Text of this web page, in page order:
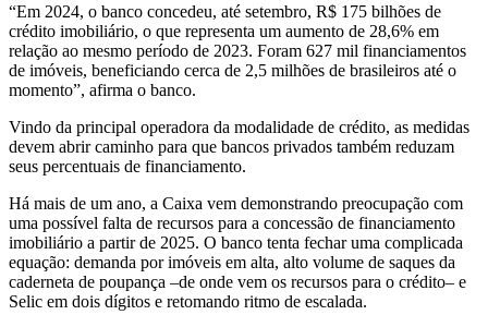
“Em 2024, o banco concedeu, até setembro, R$ 175 bilhões de
crédito imobiliário, o que representa um aumento de 28,6% em
relação ao mesmo período de 2023. Foram 627 mil financiamentos
de imóveis, beneficiando cerca de 2,5 milhões de brasileiros até o
momento”, afirma o banco.
Vindo da principal operadora da modalidade de crédito, as medidas
devem abrir caminho para que bancos privados também reduzam
seus percentuais de financiamento.
Há mais de um ano, a Caixa vem demonstrando preocupação com
uma possível falta de recursos para a concessão de financiamento
imobiliário a partir de 2025. O banco tenta fechar uma complicada
equação: demanda por imóveis em alta, alto volume de saques da
caderneta de poupança –de onde vem os recursos para o crédito– e
Selic em dois dígitos e retomando ritmo de escalada.